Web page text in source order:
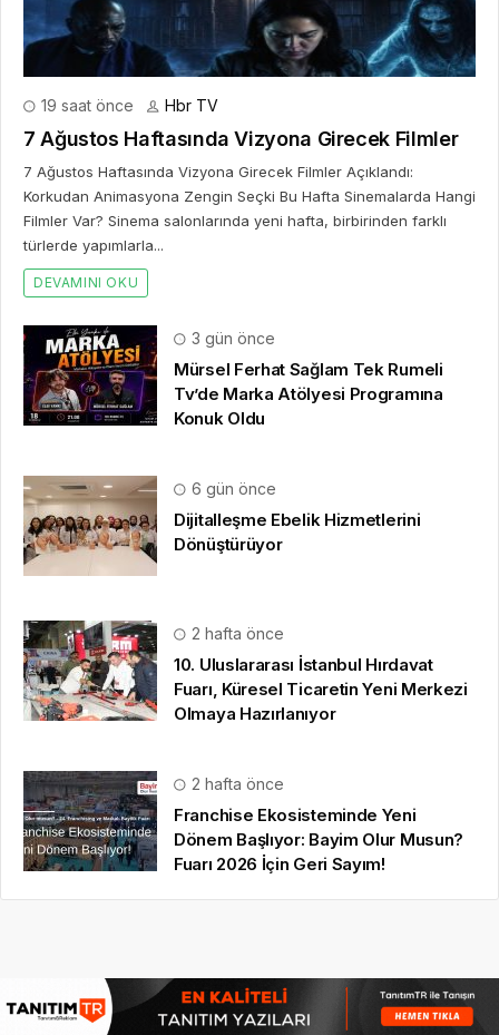
19 saat önce Hbr TV
7 Ağustos Haftasında Vizyona Girecek Filmler
7 Ağustos Haftasında Vizyona Girecek Filmler Açıklandı:
Korkudan Animasyona Zengin Seçki Bu Hafta Sinemalarda Hangi
Filmler Var? Sinema salonlarında yeni hafta, birbirinden farklı
türlerde yapımlarla...
DEVAMINI OKU
3 gün önce
Mürsel Ferhat Sağlam Tek Rumeli
Tv’de Marka Atölyesi Programına
Konuk Oldu
6 gün önce
Dijitalleşme Ebelik Hizmetlerini
Dönüştürüyor
2 hafta önce
10. Uluslararası İstanbul Hırdavat
Fuarı, Küresel Ticaretin Yeni Merkezi
Olmaya Hazırlanıyor
2 hafta önce
Franchise Ekosisteminde Yeni
Dönem Başlıyor: Bayim Olur Musun?
Fuarı 2026 İçin Geri Sayım!